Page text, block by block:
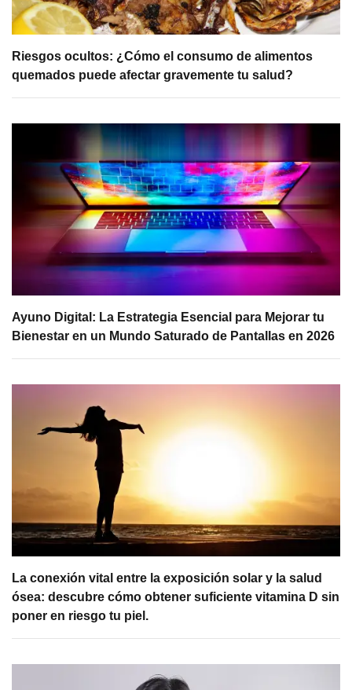
Riesgos ocultos: ¿Cómo el consumo de alimentos
quemados puede afectar gravemente tu salud?
Ayuno Digital: La Estrategia Esencial para Mejorar tu
Bienestar en un Mundo Saturado de Pantallas en 2026
La conexión vital entre la exposición solar y la salud
ósea: descubre cómo obtener suficiente vitamina D sin
poner en riesgo tu piel.